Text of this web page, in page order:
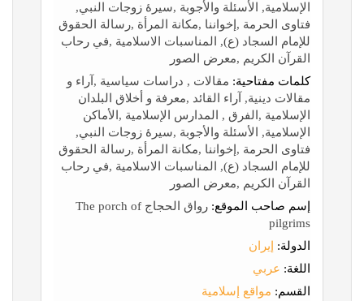
الإسلامية, الأسئلة والأجوبة ,سیرۀ زوجات النبي,
فتاوی الحرمة ,إخواننا ,مكانة‌ المرأة ,رسالة الحقوق
للإمام السجاد (ع), المناسبات الاسلامیة ,في رحاب
القرآن الکریم ,معرض الصور
كلمات مفتاحية: مقالات , دراسات سياسية ,آراء و
مقالات دينية, آراء القائد ,معرفة و أخلاق البلدان
الإسلامية ,الفرق , المدارس الإسلامية ,الأماكن
الإسلامية, الأسئلة والأجوبة ,سیرۀ زوجات النبي,
فتاوی الحرمة ,إخواننا ,مكانة‌ المرأة ,رسالة الحقوق
للإمام السجاد (ع), المناسبات الاسلامیة ,في رحاب
القرآن الکریم ,معرض الصور
إسم صاحب الموقع:
رواق الحجاج The porch of
pilgrims
الدولة:
إيران
اللغة: عربي
القسم: مواقع إسلامية